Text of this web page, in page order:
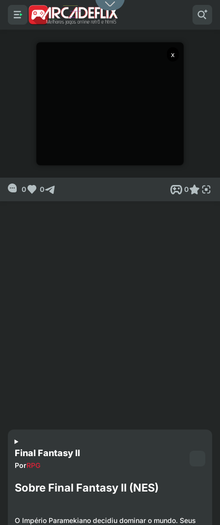
x
0 0 0
Final Fantasy II
PorRPG
Sobre Final Fantasy II (NES)
O Império Paramekiano decidiu dominar o mundo. Seus